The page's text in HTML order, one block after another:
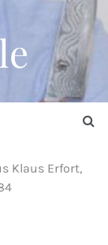
Klaus Erfort,